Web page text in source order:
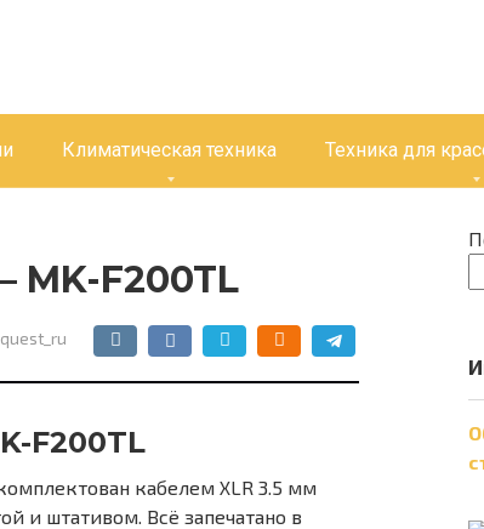
Климатическая техника Техника для
F200TL
F200TL
кабелем XLR 3.5 мм
и штативом. Всё запечатано в